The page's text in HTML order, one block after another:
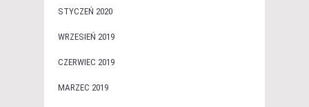
STYCZEŃ 2020
WRZESIEŃ 2019
CZERWIEC 2019
MARZEC 2019